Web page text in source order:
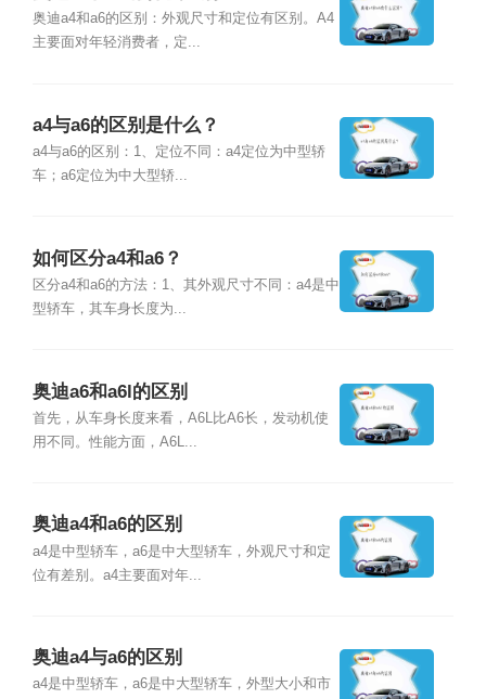
奥迪a4和a6的区别：外观尺寸和定位有区别。A4
主要面对年轻消费者，定...
a4与a6的区别是什么？
a4与a6的区别：1、定位不同：a4定位为中型轿
车；a6定位为中大型轿...
如何区分a4和a6？
区分a4和a6的方法：1、其外观尺寸不同：a4是中
型轿车，其车身长度为...
奥迪a6和a6l的区别
首先，从车身长度来看，A6L比A6长，发动机使
用不同。性能方面，A6L...
奥迪a4和a6的区别
a4是中型轿车，a6是中大型轿车，外观尺寸和定
位有差别。a4主要面对年...
奥迪a4与a6的区别
a4是中型轿车，a6是中大型轿车，外型大小和市